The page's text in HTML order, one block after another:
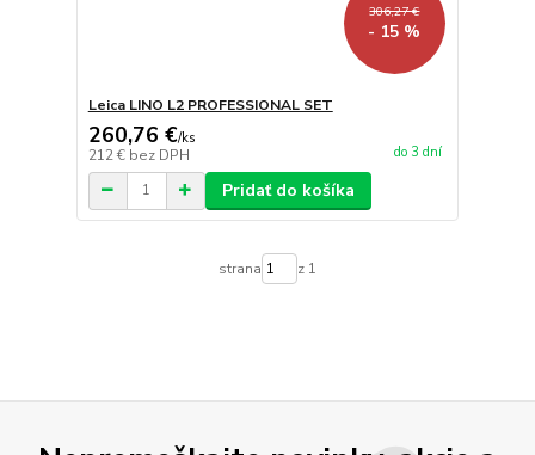
306,27 €
- 15 %
Leica LINO L2 PROFESSIONAL SET
260,76 €/ks
212 € bez DPH do 3 dní
Pridať do košíka
strana z 1